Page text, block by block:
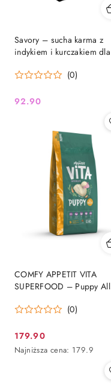
Savory – sucha karma z
indykiem i kurczakiem dla
(0)
Cena:
92.90
COMFY APPETIT VITA
SUPERFOOD – Puppy All
szczeniąt z jagnięciną
(0)
Cena
promocyjna:
179.90
Najniższa
Najniższa cena: 179.9